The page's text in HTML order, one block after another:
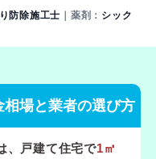
防除施工士 ｜薬剤： シック
相場と業者の選び方
、戸建て住宅で1㎡